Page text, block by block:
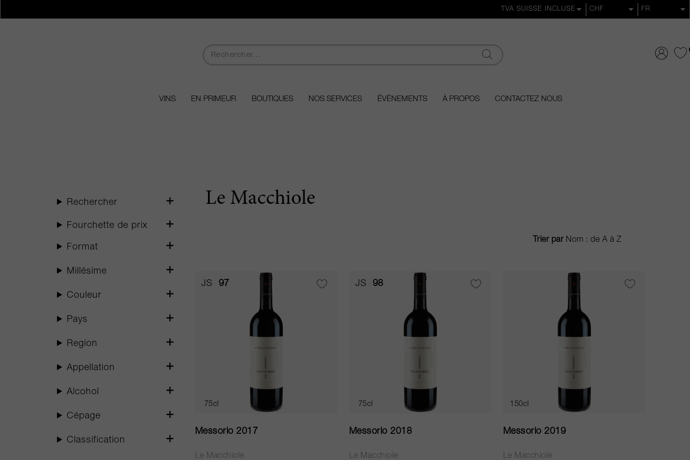
VINS EN PRIMEUR BOUTIQUES NOS SERVICES ÉVÉNEMENTS À PROPOS CONTACTEZ NOUS
Le Macchiole
Trier par
JS 97
75cl
Messorio 2017
Le Macchiole
JS 98
75cl
Messorio 2018
Le Macchiole
150cl
Messorio 2019
Le Macchiole
Rechercher
Fourchette de prix
Format
Millésime
Couleur
Pays
Region
Appellation
Alcohol
Cépage
Classification